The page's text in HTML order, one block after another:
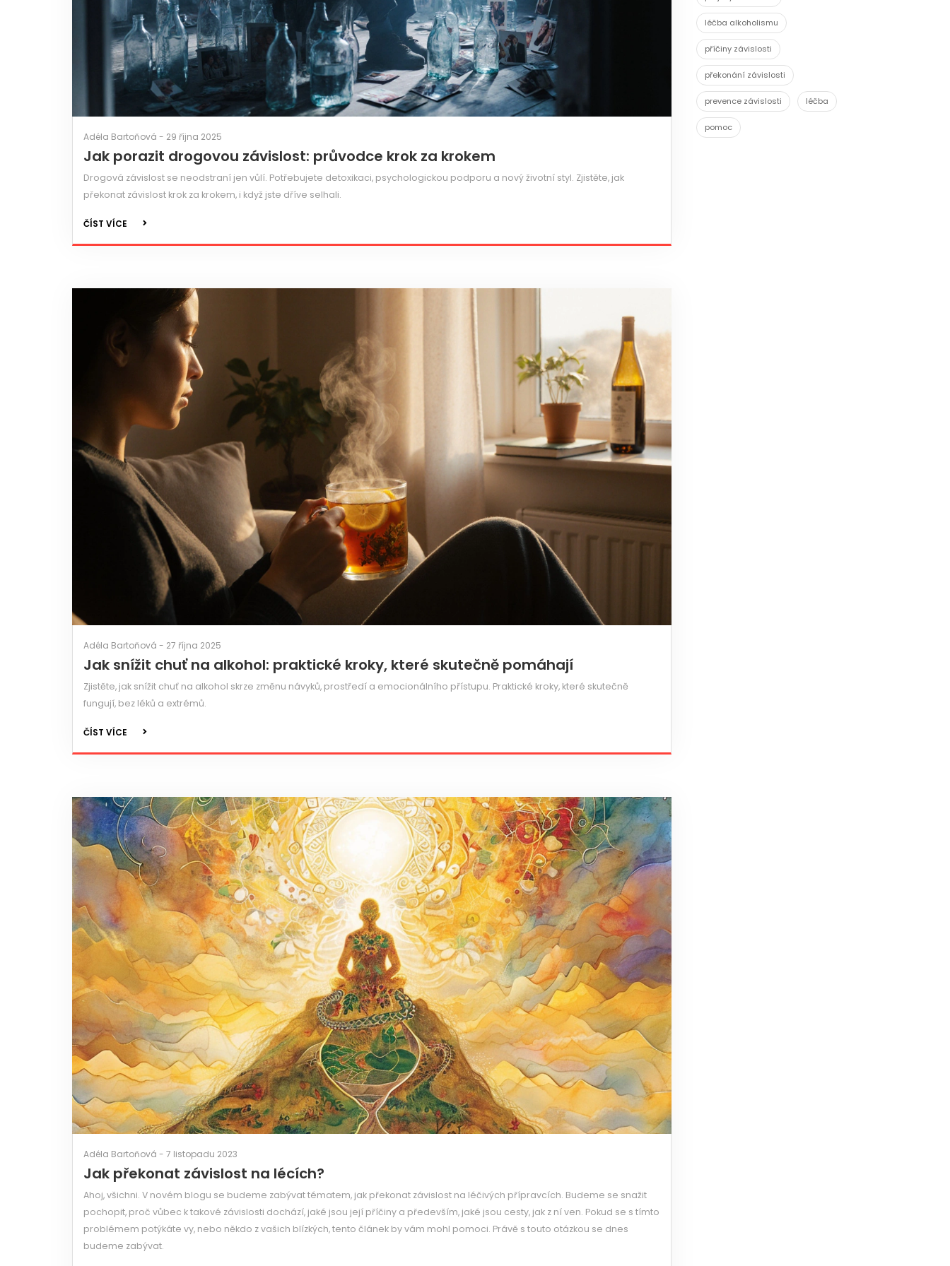
Adéla Bartoňová - 29 října 2025
Jak porazit drogovou závislost: průvodce krok za krokem
Drogová závislost se neodstraní jen vůlí. Potřebujete detoxikaci, psychologickou podporu a nový životní styl. Zjistěte, jak
překonat závislost krok za krokem, i když jste dříve selhali.
ČÍST VÍCE
Adéla Bartoňová - 27 října 2025
Jak snížit chuť na alkohol: praktické kroky, které skutečně pomáhají
Zjistěte, jak snížit chuť na alkohol skrze změnu návyků, prostředí a emocionálního přístupu. Praktické kroky, které skutečně
fungují, bez léků a extrémů.
ČÍST VÍCE
Adéla Bartoňová - 7 listopadu 2023
Jak překonat závislost na lécích?
Ahoj, všichni. V novém blogu se budeme zabývat tématem, jak překonat závislost na léčivých přípravcích. Budeme se snažit
pochopit, proč vůbec k takové závislosti dochází, jaké jsou její příčiny a především, jaké jsou cesty, jak z ní ven. Pokud se s tímto
problémem potýkáte vy, nebo někdo z vašich blízkých, tento článek by vám mohl pomoci. Právě s touto otázkou se dnes
budeme zabývat.
léčba alkoholismu
příčiny závislosti
překonání závislosti
prevence závislosti léčba
pomoc